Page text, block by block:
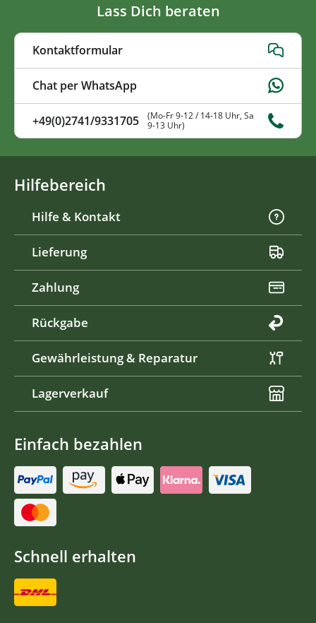
Lass Dich beraten
Kontaktformular
Chat per WhatsApp
+49(0)2741/9331705
(Mo-Fr 9-12 / 14-18 Uhr, Sa
9-13 Uhr)
Hilfebereich
Hilfe & Kontakt
Lieferung
Zahlung
Rückgabe
Gewährleistung & Reparatur
Lagerverkauf
Einfach bezahlen
Schnell erhalten